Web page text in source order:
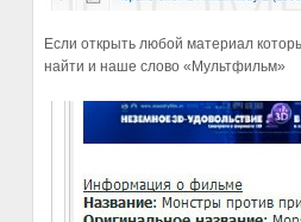
Если открыть любой материал
найти и наше слово «Мультфильм»